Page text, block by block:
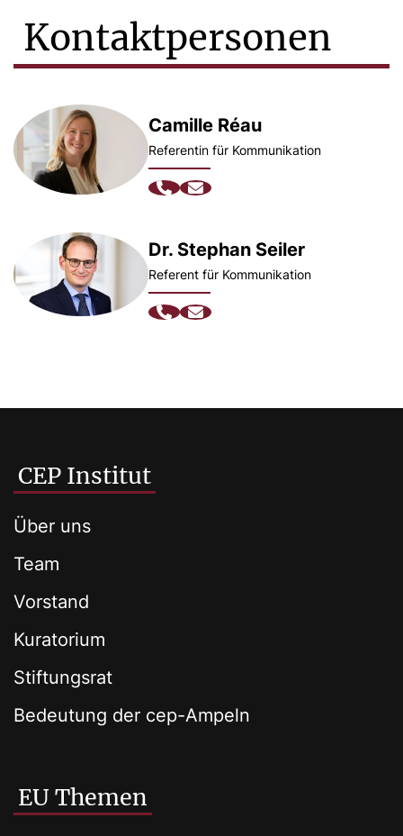
Kontaktpersonen
Camille Réau
Referentin für Kommunikation
Dr. Stephan Seiler
Referent für Kommunikation
CEP Institut
Über uns
Team
Vorstand
Kuratorium
Stiftungsrat
Bedeutung der cep-Ampeln
EU Themen